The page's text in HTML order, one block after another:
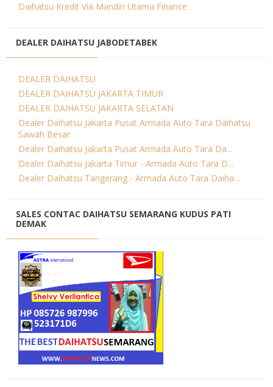
Daihatsu Kredit Via Mandiri Utama Finance
DEALER DAIHATSU JABODETABEK
DEALER DAIHATSU
DEALER DAIHATSU JAKARTA TIMUR
DEALER DAIHATSU JAKARTA SELATAN
Dealer Daihatsu Jakarta Pusat Armada Auto Tara Daihatsu
Sawah Besar
Dealer Daihatsu Jakarta Pusat Armada Auto Tara Da...
Dealer Daihatsu Jakarta Timur - Armada Auto Tara D...
Dealer Daihatsu Tangerang - Armada Auto Tara Daiha...
SALES CONTAC DAIHATSU SEMARANG KUDUS PATI
DEMAK